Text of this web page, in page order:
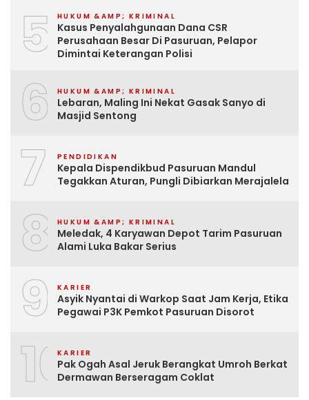
5 HUKUM &AMP; KRIMINAL
Kasus Penyalahgunaan Dana CSR
Perusahaan Besar Di Pasuruan, Pelapor
Dimintai Keterangan Polisi
6 HUKUM &AMP; KRIMINAL
Lebaran, Maling Ini Nekat Gasak Sanyo di
Masjid Sentong
7 PENDIDIKAN
Kepala Dispendikbud Pasuruan Mandul
Tegakkan Aturan, Pungli Dibiarkan Merajalela
8 HUKUM &AMP; KRIMINAL
Meledak, 4 Karyawan Depot Tarim Pasuruan
Alami Luka Bakar Serius
9 KARIER
Asyik Nyantai di Warkop Saat Jam Kerja, Etika
Pegawai P3K Pemkot Pasuruan Disorot
10KARIER
Pak Ogah Asal Jeruk Berangkat Umroh Berkat
Dermawan Berseragam Coklat